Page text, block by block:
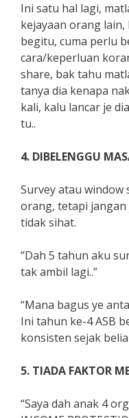
Ini satu hal lagi,
kejayaan orang
begitu, cuma perlu
cara/keperluan
share, bak tahu
tanya dia kenapa
kali, kalu lancar je
tu..
4. DIBELENGGU
Survey atau
orang, tetapi
tidak sihat.
“Dah 5 tahun aku
tak ambil lagi..”
“Mana bagus ye
Ini tahun ke-4 ASB
konsisten sejak
5. TIADA FAKTOR
“Saya dah anak 4